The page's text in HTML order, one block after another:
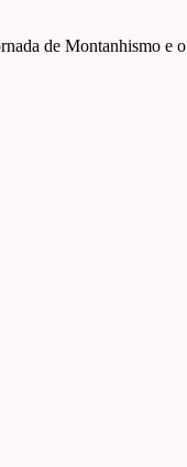
de Montanhismo e